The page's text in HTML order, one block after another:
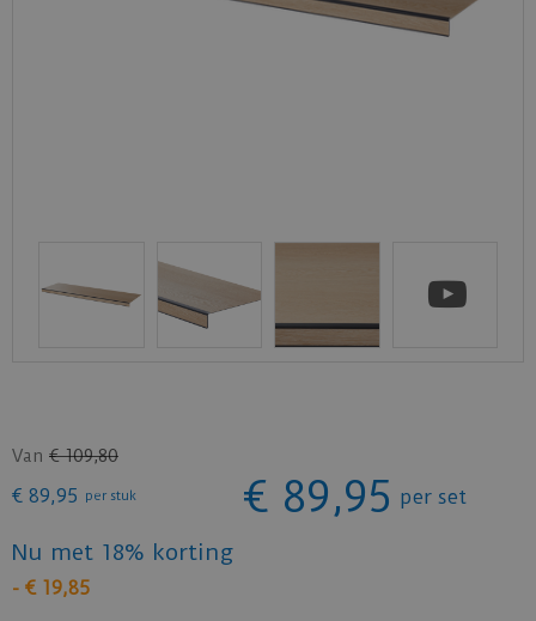
Van € 109,80
€ 89,95 per stuk € 89,95 per set
Nu met 18% korting
- € 19,85